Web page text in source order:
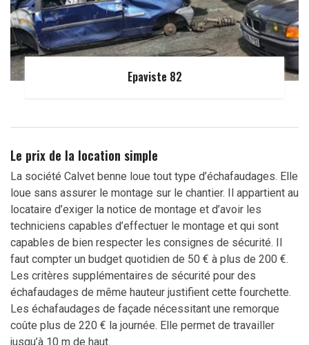
Epaviste 82
Le prix de la location simple
La société Calvet benne loue tout type d’échafaudages. Elle
loue sans assurer le montage sur le chantier. Il appartient au
locataire d’exiger la notice de montage et d’avoir les
techniciens capables d’effectuer le montage et qui sont
capables de bien respecter les consignes de sécurité. Il
faut compter un budget quotidien de 50 € à plus de 200 €.
Les critères supplémentaires de sécurité pour des
échafaudages de même hauteur justifient cette fourchette.
Les échafaudages de façade nécessitant une remorque
coûte plus de 220 € la journée. Elle permet de travailler
jusqu’à 10 m de haut.